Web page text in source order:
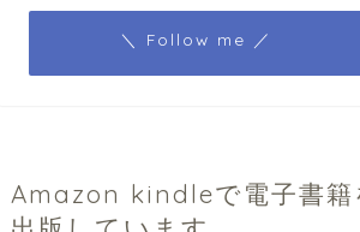
＼ Follow me ／
Amazon kindleで電子書籍